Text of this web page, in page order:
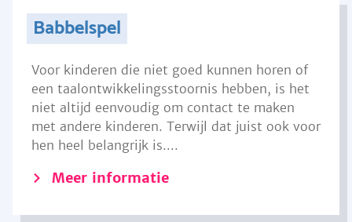
Babbelspel
Voor kinderen die niet goed kunnen horen of
een taalontwikkelingsstoornis hebben, is het
niet altijd eenvoudig om contact te maken
met andere kinderen. Terwijl dat juist ook voor
hen heel belangrijk is....
Meer informatie